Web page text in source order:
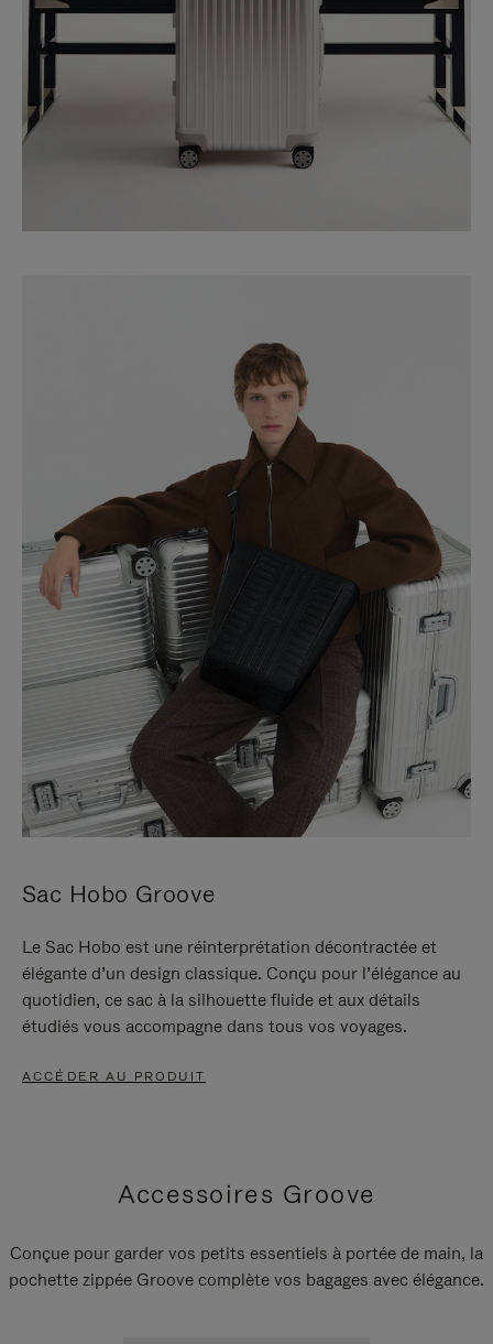
Sac Hobo Groove
Le Sac Hobo est une réinterprétation décontractée et
élégante d’un design classique. Conçu pour l’élégance au
quotidien, ce sac à la silhouette fluide et aux détails
étudiés vous accompagne dans tous vos voyages.
ACCÉDER AU PRODUIT
Accessoires Groove
Conçue pour garder vos petits essentiels à portée de main, la
pochette zippée Groove complète vos bagages avec élégance.